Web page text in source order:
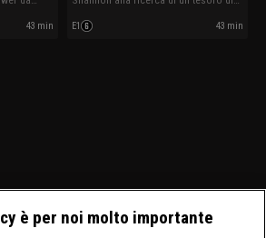
La
43 min
acquistando un piccolo lotto di
terreno. Jacqui Buzetti e Andrew
E1 43 min
è per noi molto importante